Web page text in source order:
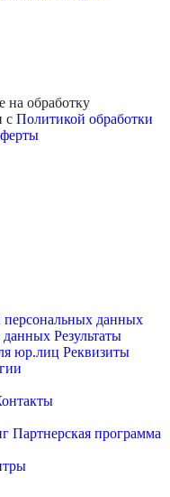
на обработку
с Политикой обработки
персональных данных
данных Результаты
юр.лиц Реквизиты
Партнерская программа